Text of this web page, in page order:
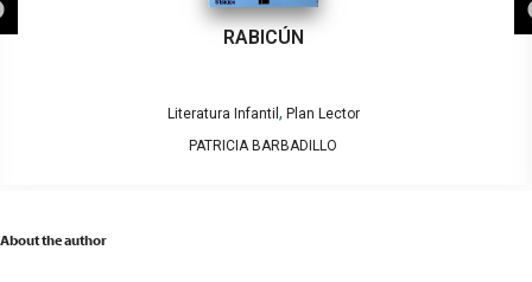
RABICÚN
Literatura Infantil , Plan Lector
PATRICIA BARBADILLO
About the author